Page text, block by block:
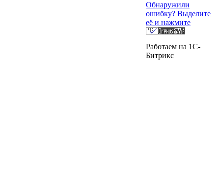
Обнаружили
ошибку? Выделите
её и нажмите
Работаем на 1C-
Битрикс